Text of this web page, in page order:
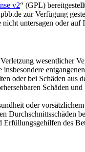
v2“ (GPL)
zur Verfügung
untersagen oder auf
wesentlicher
oder bei Schäden
Schäden
oder
Erfüllungsgehilfen des